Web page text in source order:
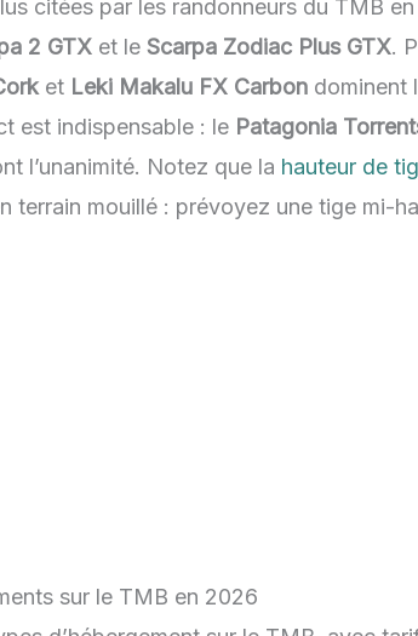
citées par les randonneurs du TMB en
2 GTX et le Scarpa Zodiac Plus GTX.
et Leki Makalu FX Carbon dominent
est indispensable : le Patagonia
l’unanimité. Notez que la hauteur de
terrain mouillé : prévoyez une tige mi-
sur le TMB en 2026